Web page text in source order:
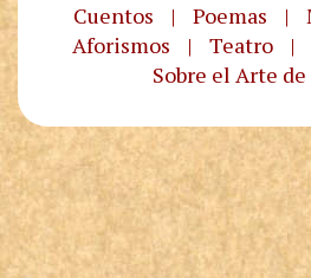
Cuentos | Poemas |
Aforismos
| Teatro |
Sobre el Arte